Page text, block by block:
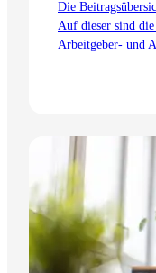
Die
Auf dieser sind
Arbeitgeber- und
Zum Artikel